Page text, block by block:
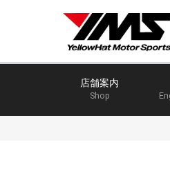
店舗案内
Shop